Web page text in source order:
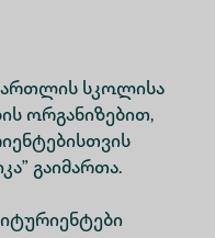
სკოლისა
ორგანიზებით,
გაიმართა.